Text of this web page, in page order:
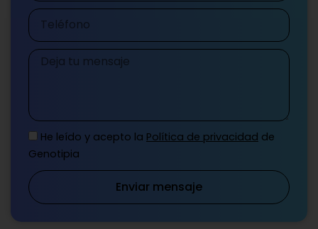
Teléfono
Mensaje
He leído y acepto la Política de privacidad de
Genotipia
Enviar mensaje